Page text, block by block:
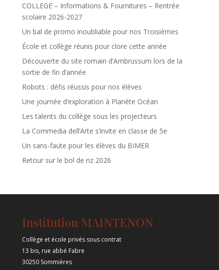
COLLEGE – Informations & Fournitures – Rentrée
scolaire 2026-2027
Un bal de promo inoubliable pour nos Troisièmes
École et collège réunis pour clore cette année
Découverte du site romain d’Ambrussum lors de la
sortie de fin d’année
Robots : défis réussis pour nos élèves
Une journée d’exploration à Planète Océan
Les talents du collège sous les projecteurs
La Commedia dell’Arte s’invite en classe de 5e
Un sans‑faute pour les élèves du BIMER
Retour sur le bol de riz 2026
Institution MAINTENON
Collège et école privés sous contrat
13 bis, rue abbé Fabre
30250 Sommières